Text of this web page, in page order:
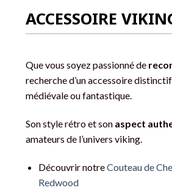
ACCESSOIRE
Que vous soyez passionné de
recherche d’un accessoire
médiévale ou fantastique.
Son style rétro et son aspect
amateurs de l’univers viking.
Découvrir notreCouteau de
Redwood